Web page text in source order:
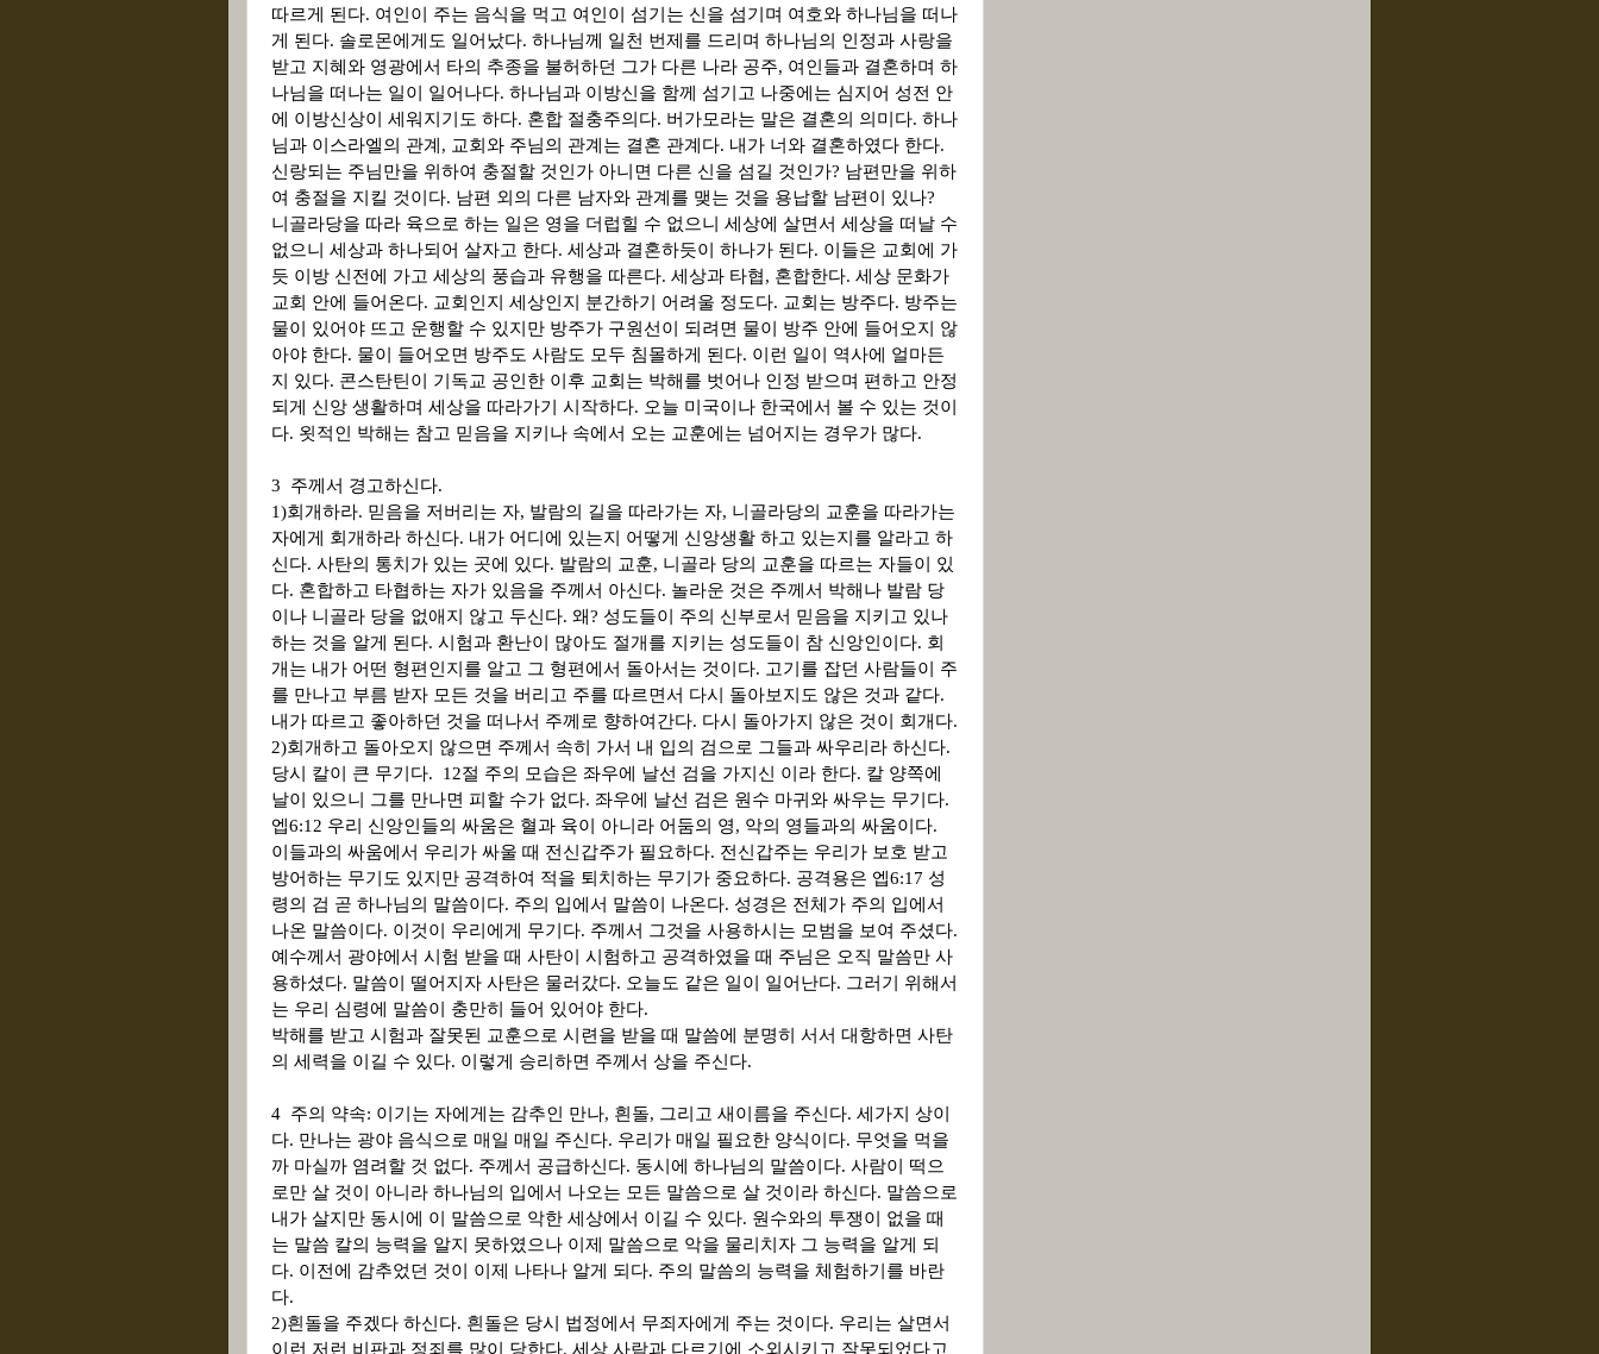
따르게 된다. 여인이 주는 음식을 먹고 여인이 섬기는 신을 섬기며 여호와 하나님을 떠나
게 된다. 솔로몬에게도 일어났다. 하나님께 일천 번제를 드리며 하나님의 인정과 사랑을
받고 지혜와 영광에서 타의 추종을 불허하던 그가 다른 나라 공주, 여인들과 결혼하며 하
나님을 떠나는 일이 일어나다. 하나님과 이방신을 함께 섬기고 나중에는 심지어 성전 안
에 이방신상이 세워지기도 하다. 혼합 절충주의다. 버가모라는 말은 결혼의 의미다. 하나
님과 이스라엘의 관계 , 교회와 주님의 관계는 결혼 관계다. 내가 너와 결혼하였다 한다.
신랑되는 주님만을 위하여 충절할 것인가 아니면 다른 신을 섬길 것인가? 남편만을 위하
여 충절을 지킬 것이다. 남편 외의 다른 남자와 관계를 맺는 것을 용납할 남편이 있나?
니골라당을 따라 육으로 하는 일은 영을 더럽힐 수 없으니 세상에 살면서 세상을 떠날 수
없으니 세상과 하나되어 살자고 한다. 세상과 결혼하듯이 하나가 된다. 이들은 교회에 가
듯 이방 신전에 가고 세상의 풍습과 유행을 따른다. 세상과 타협, 혼합한다. 세상 문화가
교회 안에 들어온다. 교회인지 세상인지 분간하기 어려울 정도다. 교회는 방주다. 방주는
물이 있어야 뜨고 운행할 수 있지만 방주가 구원선이 되려면 물이 방주 안에 들어오지 않
아야 한다. 물이 들어오면 방주도 사람도 모두 침몰하게 된다. 이런 일이 역사에 얼마든
지 있다. 콘스탄틴이 기독교 공인한 이후 교회는 박해를 벗어나 인정 받으며 편하고 안정
되게 신앙 생활하며 세상을 따라가기 시작하다. 오늘 미국이나 한국에서 볼 수 있는 것이
다. 욋적인 박해는 참고 믿음을 지키나 속에서 오는 교훈에는 넘어지는 경우가 많다.
3 주께서 경고하신다.
1)회개하라. 믿음을 저버리는 자, 발람의 길을 따라가는 자, 니골라당의 교훈을 따라가는
자에게 회개하라 하신다. 내가 어디에 있는지 어떻게 신앙생활 하고 있는지를 알라고 하
신다. 사탄의 통치가 있는 곳에 있다. 발람의 교훈, 니골라 당의 교훈을 따르는 자들이 있
다. 혼합하고 타협하는 자가 있음을 주께서 아신다. 놀라운 것은 주께서 박해나 발람 당
이나 니골라 당을 없애지 않고 두신다. 왜? 성도들이 주의 신부로서 믿음을 지키고 있나
하는 것을 알게 된다. 시험과 환난이 많아도 절개를 지키는 성도들이 참 신앙인이다. 회
개는 내가 어떤 형편인지를 알고 그 형편에서 돌아서는 것이다. 고기를 잡던 사람들이 주
를 만나고 부름 받자 모든 것을 버리고 주를 따르면서 다시 돌아보지도 않은 것과 같다.
내가 따르고 좋아하던 것을 떠나서 주께로 향하여간다. 다시 돌아가지 않은 것이 회개다.
2)회개하고 돌아오지 않으면 주께서 속히 가서 내 입의 검으로 그들과 싸우리라 하신다.
당시 칼이 큰 무기다. 12절 주의 모습은 좌우에 날선 검을 가지신 이라 한다. 칼 양쪽에
날이 있으니 그를 만나면 피할 수가 없다. 좌우에 날선 검은 원수 마귀와 싸우는 무기다.
엡6:12 우리 신앙인들의 싸움은 혈과 육이 아니라 어둠의 영, 악의 영들과의 싸움이다.
이들과의 싸움에서 우리가 싸울 때 전신갑주가 필요하다. 전신갑주는 우리가 보호 받고
방어하는 무기도 있지만 공격하여 적을 퇴치하는 무기가 중요하다. 공격용은 엡6:17 성
령의 검 곧 하나님의 말씀이다. 주의 입에서 말씀이 나온다. 성경은 전체가 주의 입에서
나온 말씀이다. 이것이 우리에게 무기다. 주께서 그것을 사용하시는 모범을 보여 주셨다.
예수께서 광야에서 시험 받을 때 사탄이 시험하고 공격하였을 때 주님은 오직 말씀만 사
용하셨다. 말씀이 떨어지자 사탄은 물러갔다. 오늘도 같은 일이 일어난다. 그러기 위해서
는 우리 심령에 말씀이 충만히 들어 있어야 한다.
박해를 받고 시험과 잘못된 교훈으로 시련을 받을 때 말씀에 분명히 서서 대항하면 사탄
의 세력을 이길 수 있다. 이렇게 승리하면 주께서 상을 주신다.
4 주의 약속: 이기는 자에게는 감추인 만나, 흰돌, 그리고 새이름을 주신다. 세가지 상이
다. 만나는 광야 음식으로 매일 매일 주신다. 우리가 매일 필요한 양식이다. 무엇을 먹을
까 마실까 염려할 것 없다. 주께서 공급하신다. 동시에 하나님의 말씀이다. 사람이 떡으
로만 살 것이 아니라 하나님의 입에서 나오는 모든 말씀으로 살 것이라 하신다. 말씀으로
내가 살지만 동시에 이 말씀으로 악한 세상에서 이길 수 있다. 원수와의 투쟁이 없을 때
는 말씀 칼의 능력을 알지 못하였으나 이제 말씀으로 악을 물리치자 그 능력을 알게 되
다. 이전에 감추었던 것이 이제 나타나 알게 되다. 주의 말씀의 능력을 체험하기를 바란
다.
2)흰돌을 주겠다 하신다. 흰돌은 당시 법정에서 무죄자에게 주는 것이다. 우리는 살면서
이런 저런 비판과 정죄를 많이 당한다. 세상 사람과 다르기에 소외시키고 잘못되었다고